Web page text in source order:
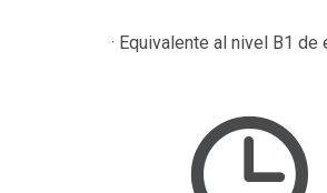
· Equivalente al nivel B1 de